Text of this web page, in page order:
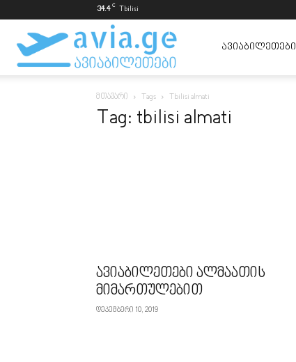
34.4 C Tbilisi
ავიაბილეთები
ყველაზე
ᲐᲕᲘᲐᲑᲘᲚᲔᲗᲔᲑᲘ
მთავარი Tags Tbilisi almati
Tag: tbilisi almati
ავიაბილეთები ალმაათის
მიმართულებით
დეკემბერი 10, 2019